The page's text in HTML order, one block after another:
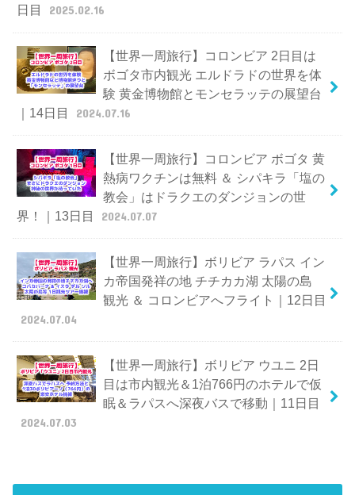
日目
2025.02.16
【世界一周旅行】コロンビア 2日目は
ボゴタ市内観光 エルドラドの世界を体
験 黄金博物館とモンセラッテの展望台
｜14日目
2024.07.16
【世界一周旅行】コロンビア ボゴタ 黄
熱病ワクチンは無料 ＆ シパキラ「塩の
教会」はドラクエのダンジョンの世
界！｜13日目
2024.07.07
【世界一周旅行】ボリビア ラパス イン
カ帝国発祥の地 チチカカ湖 太陽の島
観光 ＆ コロンビアへフライト｜12日目
2024.07.04
【世界一周旅行】ボリビア ウユニ 2日
目は市内観光＆1泊766円のホテルで仮
眠＆ラパスへ深夜バスで移動｜11日目
2024.07.03